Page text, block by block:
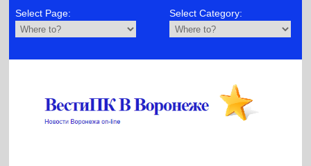
Select Page: Select Category: